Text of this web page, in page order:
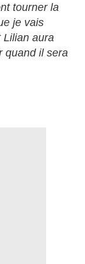
tourner la
je vais
Lilian aura
quand il sera